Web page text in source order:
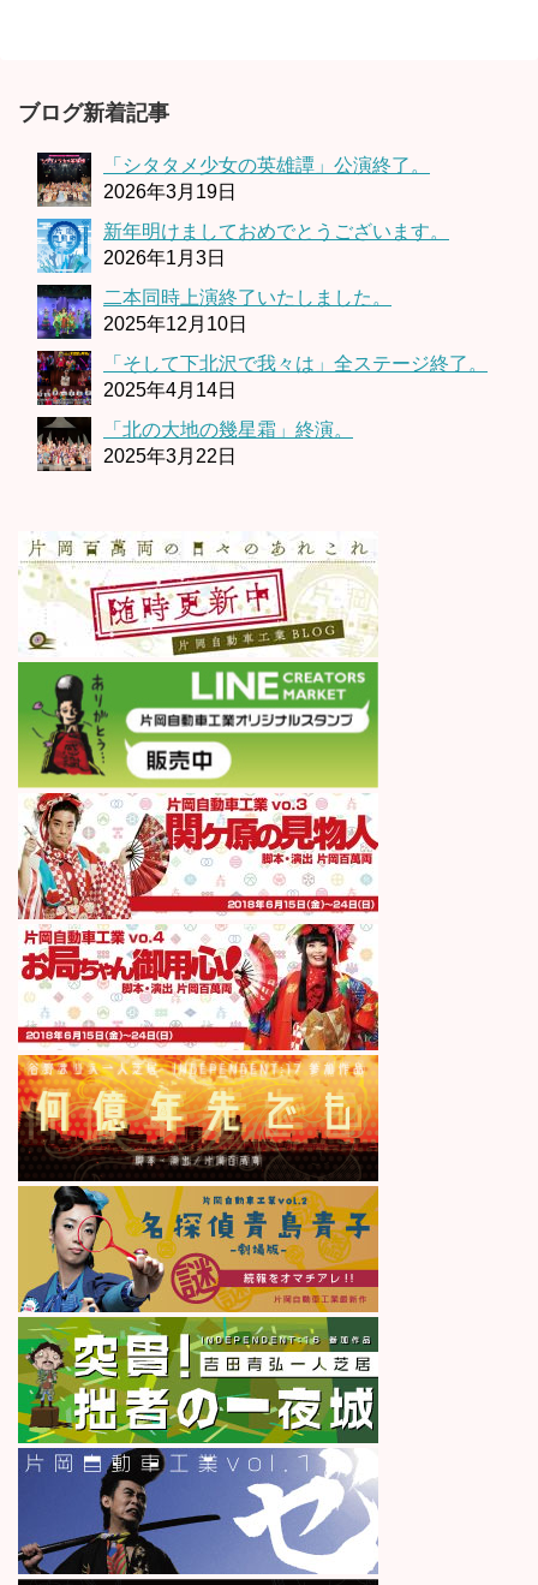
ブログ新着記事
「シタタメ少女の英雄譚」公演終了。
2026年3月19日
新年明けましておめでとうございます。
2026年1月3日
二本同時上演終了いたしました。
2025年12月10日
「そして下北沢で我々は」全ステージ終了。
2025年4月14日
「北の大地の幾星霜」終演。
2025年3月22日